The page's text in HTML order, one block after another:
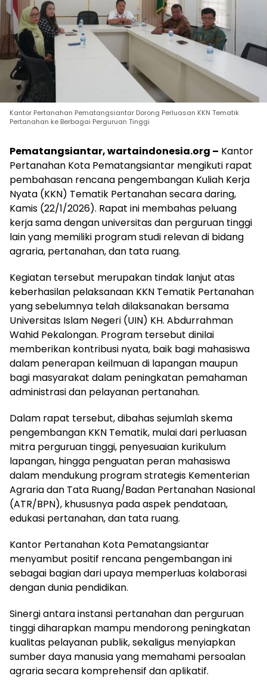
Kantor Pertanahan Pematangsiantar Dorong Perluasan KKN Tematik
Pertanahan ke Berbagai Perguruan Tinggi
Pematangsiantar, wartaindonesia.org – Kantor
Pertanahan Kota Pematangsiantar mengikuti rapat
pembahasan rencana pengembangan Kuliah Kerja
Nyata (KKN) Tematik Pertanahan secara daring,
Kamis (22/1/2026). Rapat ini membahas peluang
kerja sama dengan universitas dan perguruan tinggi
lain yang memiliki program studi relevan di bidang
agraria, pertanahan, dan tata ruang.
Kegiatan tersebut merupakan tindak lanjut atas
keberhasilan pelaksanaan KKN Tematik Pertanahan
yang sebelumnya telah dilaksanakan bersama
Universitas Islam Negeri (UIN) KH. Abdurrahman
Wahid Pekalongan. Program tersebut dinilai
memberikan kontribusi nyata, baik bagi mahasiswa
dalam penerapan keilmuan di lapangan maupun
bagi masyarakat dalam peningkatan pemahaman
administrasi dan pelayanan pertanahan.
Dalam rapat tersebut, dibahas sejumlah skema
pengembangan KKN Tematik, mulai dari perluasan
mitra perguruan tinggi, penyesuaian kurikulum
lapangan, hingga penguatan peran mahasiswa
dalam mendukung program strategis Kementerian
Agraria dan Tata Ruang/Badan Pertanahan Nasional
(ATR/BPN), khususnya pada aspek pendataan,
edukasi pertanahan, dan tata ruang.
Kantor Pertanahan Kota Pematangsiantar
menyambut positif rencana pengembangan ini
sebagai bagian dari upaya memperluas kolaborasi
dengan dunia pendidikan.
Sinergi antara instansi pertanahan dan perguruan
tinggi diharapkan mampu mendorong peningkatan
kualitas pelayanan publik, sekaligus menyiapkan
sumber daya manusia yang memahami persoalan
agraria secara komprehensif dan aplikatif.